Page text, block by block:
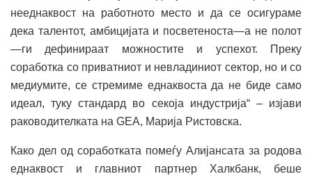
нееднаквост на работното место и да се осигураме
дека талентот, амбицијата и посветеноста—а не полот
—ги дефинираат можностите и успехот. Преку
соработка со приватниот и невладиниот сектор, но и со
медиумите, се стремиме еднаквоста да не биде само
идеал, туку стандард во секоја индустрија“ – изјави
раководителката на GEA, Марија Ристовска.
Како дел од соработката помеѓу Алијансата за родова
еднаквост и главниот партнер Халкбанк, беше